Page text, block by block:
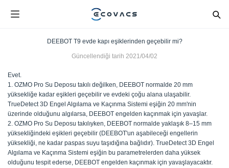
DEEBOT T9 evde kapı eşiklerinden geçebilir mi?
Güncellendiği tarih 2021/04/02
Evet.
1. OZMO Pro Su Deposu takılı değilken, DEEBOT normalde 20 mm
yüksekliğe kadar eşikleri geçebilir ve evdeki çoğu alana ulaşabilir.
TrueDetect 3D Engel Algılama ve Kaçınma Sistemi eşiğin 20 mm'nin
üzerinde olduğunu algılarsa, DEEBOT engelden kaçınmak için yavaşlar.
2. OZMO Pro Su Deposu takılıyken, DEEBOT normalde yaklaşık 8–15 mm
yüksekliğindeki eşikleri geçebilir (DEEBOT'un aşabileceği engellerin
yüksekliği, ne kadar paspas suyu taşıdığına bağlıdır). TrueDetect 3D Engel
Algılama ve Kaçınma Sistemi eşiğin bu parametrelerden daha yüksek
olduğunu tespit ederse, DEEBOT engelden kaçınmak için yavaşlayacaktır.